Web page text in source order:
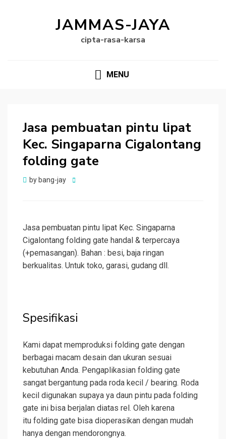
JAMMAS-JAYA
cipta-rasa-karsa
MENU
Jasa pembuatan pintu lipat
Kec. Singaparna Cigalontang
folding gate
by bang-jay
Posted
Jasa pembuatan pintu lipat Kec. Singaparna
Cigalontang folding gate handal & terpercaya
(+pemasangan). Bahan : besi, baja ringan
berkualitas. Untuk toko, garasi, gudang dll.
Spesifikasi
Kami dapat memproduksi folding gate dengan
berbagai macam desain dan ukuran sesuai
kebutuhan Anda. Pengaplikasian folding gate
sangat bergantung pada roda kecil / bearing. Roda
kecil digunakan supaya ya daun pintu pada folding
gate ini bisa berjalan diatas rel. Oleh karena
itu folding gate bisa dioperasikan dengan mudah
hanya dengan mendorongnya.